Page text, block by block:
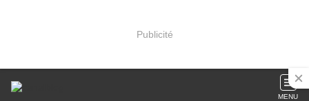
Publicité
MENU